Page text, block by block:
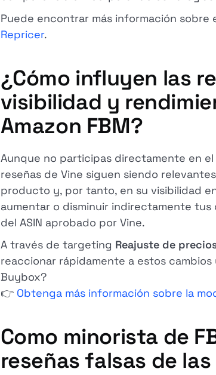
Puede encontrar más información sobre
Repricer.
¿Cómo influyen las
visibilidad y
Amazon FBM?
Aunque no participas directamente en
reseñas de Vine siguen siendo
producto y, por tanto, en su visibilidad
aumentar o disminuir indirectamente
del ASIN aprobado por Vine.
A través de targeting Reajuste de
reaccionar rápidamente a estos
Buybox?
👉 Obtenga más información sobre la
Como minorista de
reseñas falsas de